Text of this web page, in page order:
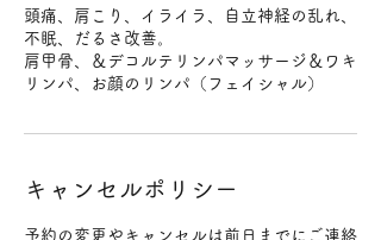
頭痛、肩こり、イライラ、自立神経の乱れ、
不眠、だるさ改善。
肩甲骨、＆デコルテリンパマッサージ＆ワキ
リンパ、お顔のリンパ（フェイシャル）
キャンセルポリシー
予約の変更やキャンセルは前日までにご連絡